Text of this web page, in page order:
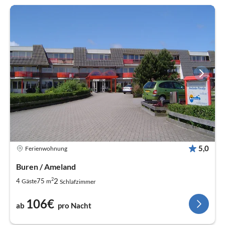
Ferienwohnung 5,0
Buren / Ameland
4 Gäste75 m22 Schlafzimmer
ab 106€ pro Nacht